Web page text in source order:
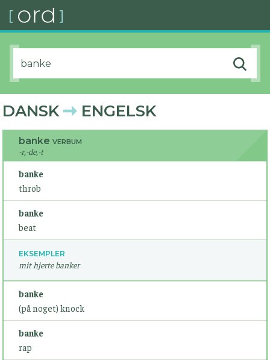
DANSK ENGELSK
banke VERBUM
-r,-de,-t
banke
throb
banke
beat
EKSEMPLER
mit hjerte banker
banke
(på noget) knock
banke
rap